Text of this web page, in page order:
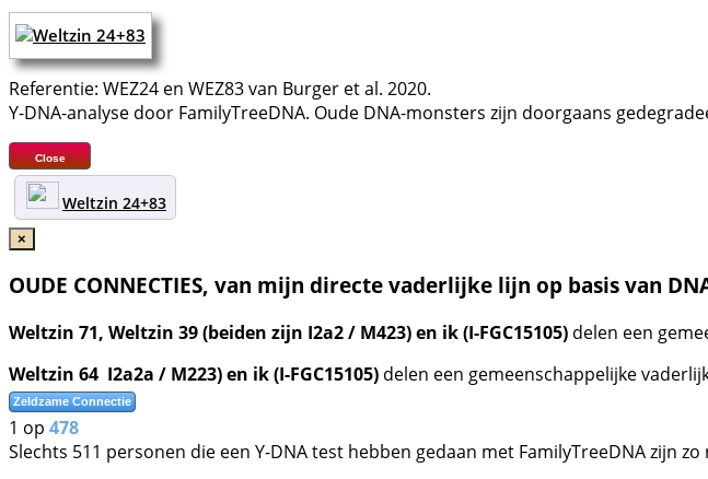
Referentie: WEZ24 en WEZ83 van Burger et al. 2020.
Y-DNA-analyse door FamilyTreeDNA. Oude DNA-monsters zijn doorgaans
Close
Weltzin 24+83
×
OUDE CONNECTIES, van mijn directe vaderlijke lijn op basis van
Weltzin 71, Weltzin 39 (beiden zijn I2a2 / M423) en ik (I-FGC15105) delen een
Weltzin 64 I2a2a / M223) en ik (I-FGC15105) delen een gemeenschappelijke
Zeldzame Connectie
1 op 478
Slechts 511 personen die een Y-DNA test hebben gedaan met FamilyTreeDNA zijn